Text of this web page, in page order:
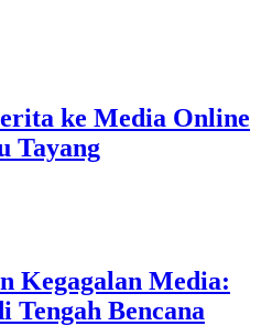
ke Media Online
Tayang
Kegagalan Media:
Tengah Bencana